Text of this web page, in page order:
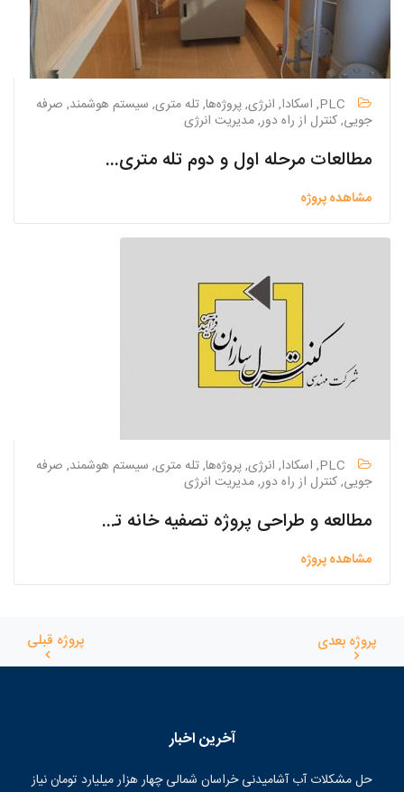
PLC, اسکادا, انرژی, پروژه‌ها, تله متری, سیستم هوشمند, صرفه
جویی, کنترل از راه دور, مدیریت انرژی
مطالعات مرحله اول و دوم تله متری جمع آوری و تصفیه خانه فاضلاب شهر اصفهان
مشاهده پروژه
PLC, اسکادا, انرژی, پروژه‌ها, تله متری, سیستم هوشمند, صرفه
جویی, کنترل از راه دور, مدیریت انرژی
مطالعه و طراحی پروژه تصفیه خانه تکمیلی پساب جنوب اصفهان
مشاهده پروژه
پروژه قبلی پروژه بعدی
آخرین اخبار
حل مشکلات آب آشامیدنی خراسان شمالی چهار هزار میلیارد تومان نیاز